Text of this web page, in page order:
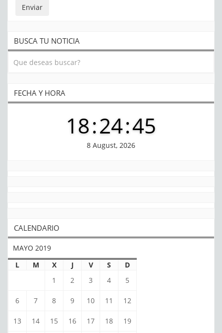
BUSCA TU NOTICIA
FECHA Y HORA
18:24:45
8 August, 2026
CALENDARIO
MAYO 2019
L
M X J V S
D
1
2 3 4 5
6 7 8 9 10 11 12
13 14 15 16 17 18 19